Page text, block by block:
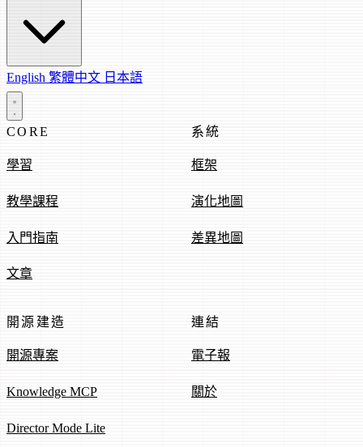
English 繁體中文 日本語
CORE
學習
教學課程
入門指南
文章
系統
框架
演化地圖
差異地圖
開源建造
開源專案
Knowledge MCP
Director Mode Lite
連結
電子報
關於